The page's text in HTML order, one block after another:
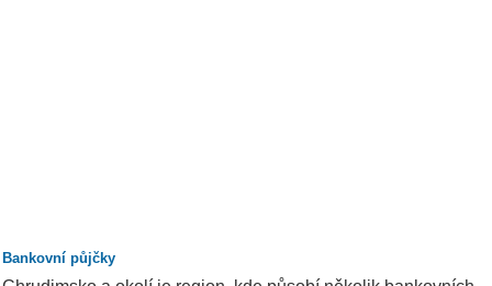
Bankovní půjčky